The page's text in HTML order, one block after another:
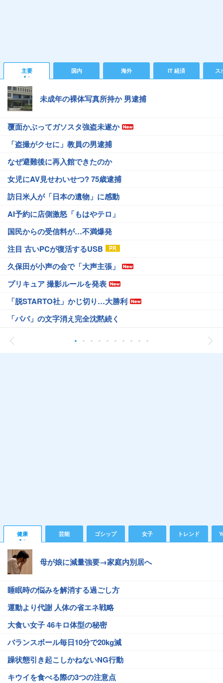
主要 国内 海外 IT 経済 ス
未成年の裸体写真所持か 男逮捕
覆面かぶってガソスタ強盗未遂か
「盗撮がクセに」教員の男逮捕
なぜ避難後に再入館できたのか
女児にAV見せわいせつ? 75歳逮捕
訪日米人が「日本の遺物」に感動
AI予約に店側激怒「もはやテロ」
国民からの受信料が…不満爆発
注目 古いPCが復活するUSB
久保田が小声の会で「大声主張」
プリキュア 撮影ルールを発表
「脱STARTO社」かじ切り…大勝利
「パパ」の文字消え完全沈黙続く
健康 芸能 ゴシップ 女子 トレンド
母が娘に減量強要→家庭内別居へ
睡眠時の悩みを解消する過ごし方
運動より代謝 人体の省エネ戦略
大食い女子 46キロ体型の秘密
バランスボール毎日10分で20kg減
躁状態引き起こしかねないNG行動
キウイを食べる際の3つの注意点